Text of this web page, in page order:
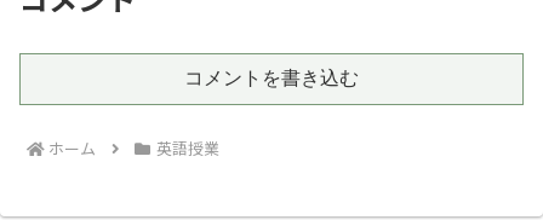
コメントを書き込む
ホーム 英語授業